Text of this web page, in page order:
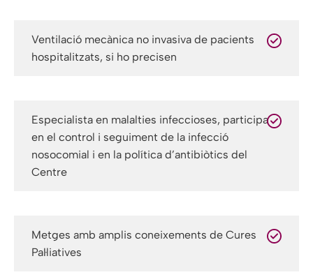
Ventilació mecànica no invasiva de pacients
hospitalitzats, si ho precisen
Especialista en malalties infeccioses, participa
en el control i seguiment de la infecció
nosocomial i en la política d’antibiòtics del
Centre
Metges amb amplis coneixements de Cures
Pal·liatives